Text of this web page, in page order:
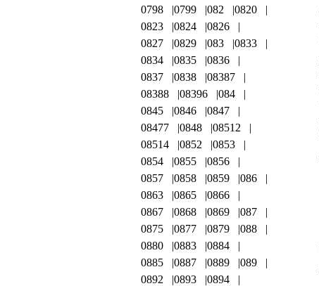
0798
0799 082
0820
0823
0824
0826
0827
0829 083
0833
0834
0835
0836
0837
0838
08387
08388
08396
084
0845
0846
0847
08477
0848
08512
08514
0852
0853
0854
0855
0856
0857
0858 0859
086
0863
0865
0866
0867
0868 0869
087
0875
0877 0879
088
0880
0883
0884
0885
0887 0889
089
0892
0893
0894